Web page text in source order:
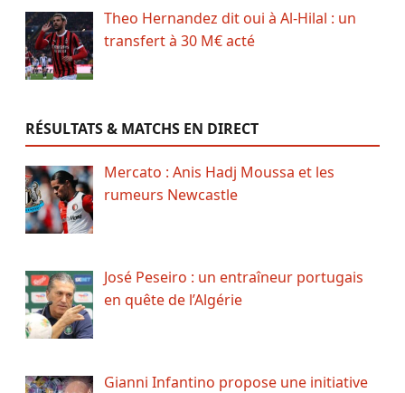
Theo Hernandez dit oui à Al-Hilal : un
transfert à 30 M€ acté
RÉSULTATS & MATCHS EN DIRECT
Mercato : Anis Hadj Moussa et les
rumeurs Newcastle
José Peseiro : un entraîneur portugais
en quête de l’Algérie
Gianni Infantino propose une initiative